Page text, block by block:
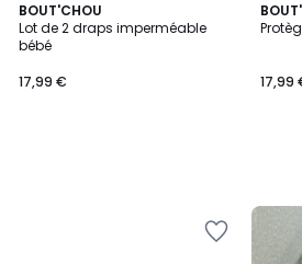
BOUT'CHOU
Lot de 2 draps imperméable
bébé
17,99 €
17,99